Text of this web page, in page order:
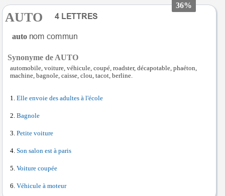
36%
AUTO
auto
Synonyme de AUTO
automobile, voiture, véhicule, coupé, roadster, décapotable, phaéton,
machine, bagnole, caisse, clou, tacot, berline.
Elle envoie des adultes à l'école
Bagnole
Petite voiture
Son salon est à paris
Voiture coupée
Véhicule à moteur